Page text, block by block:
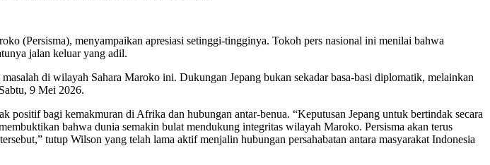
(Persisma), menyampaikan apresiasi setinggi-tingginya. Tokoh pers nasional ini menilai bahwa
jalan keluar yang adil.
di wilayah Sahara Maroko ini. Dukungan Jepang bukan sekadar basa-basi diplomatik, melainkan
9 Mei 2026.
bagi kemakmuran di Afrika dan hubungan antar-benua. “Keputusan Jepang untuk bertindak secara
bahwa dunia semakin bulat mendukung integritas wilayah Maroko. Persisma akan terus
tutup Wilson yang telah lama aktif menjalin hubungan persahabatan antara masyarakat Indonesia